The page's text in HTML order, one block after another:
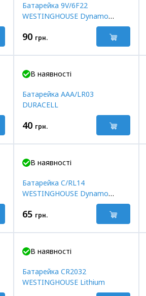
Батарейка 9V/6F22
WESTINGHOUSE Dynamo
90 грн.
В наявності
Батарейка AAA/LR03
DURACELL
40 грн.
В наявності
Батарейка C/RL14
WESTINGHOUSE Dynamo
65 грн.
В наявності
Батарейка CR2032
WESTINGHOUSE Lithium